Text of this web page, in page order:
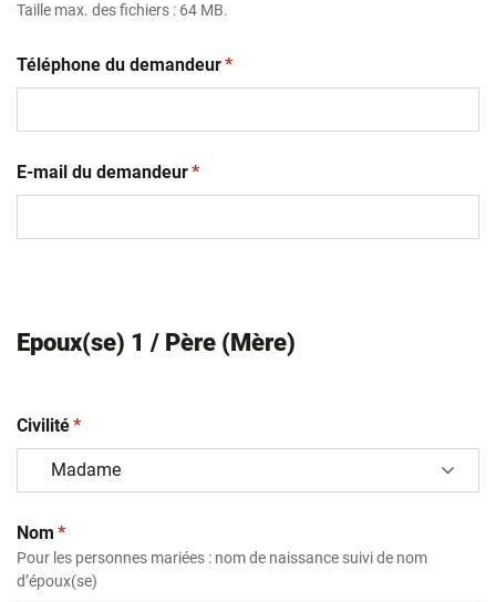
Taille max. des fichiers : 64 MB.
Téléphone du demandeur(obligatoire)
*
E-mail du demandeur(obligatoire)
*
Epoux(se) 1 / Père (Mère)
Civilité(obligatoire)
*
Nom (obligatoire)
*
Pour les personnes mariées : nom de naissance suivi de nom
d’époux(se)